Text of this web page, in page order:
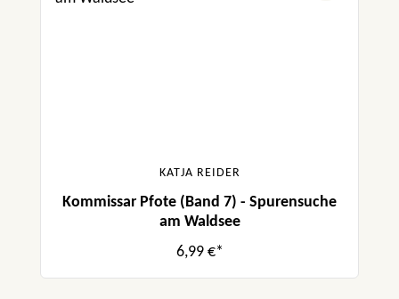
KATJA REIDER
Kommissar Pfote (Band 7) - Spurensuche
am Waldsee
6,99 €*